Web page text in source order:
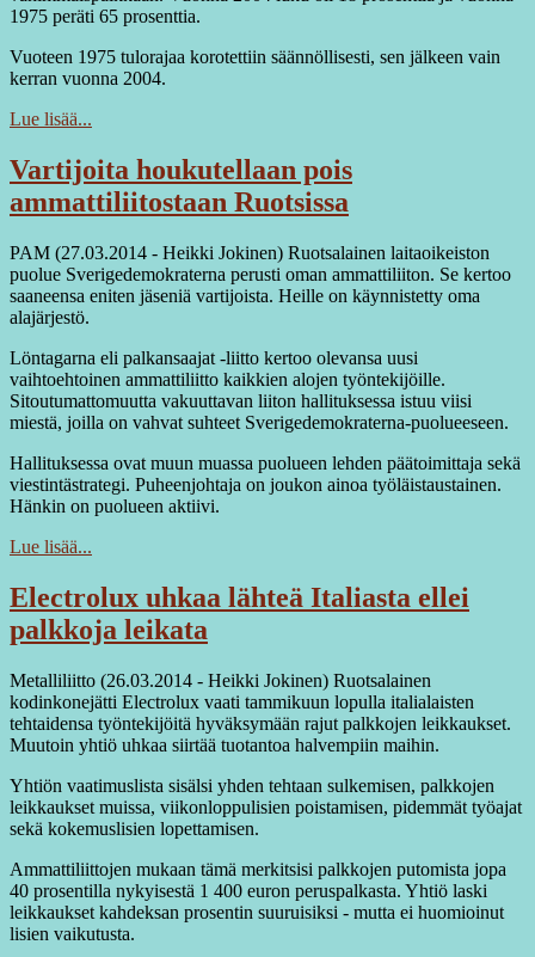
1975 peräti 65 prosenttia.
Vuoteen 1975 tulorajaa korotettiin säännöllisesti, sen jälkeen vain
kerran vuonna 2004.
Lue lisää...
Vartijoita houkutellaan pois
ammattiliitostaan Ruotsissa
PAM (27.03.2014 - Heikki Jokinen) Ruotsalainen laitaoikeiston
puolue Sverigedemokraterna perusti oman ammattiliiton. Se kertoo
saaneensa eniten jäseniä vartijoista. Heille on käynnistetty oma
alajärjestö.
Löntagarna eli palkansaajat -liitto kertoo olevansa uusi
vaihtoehtoinen ammattiliitto kaikkien alojen työntekijöille.
Sitoutumattomuutta vakuuttavan liiton hallituksessa istuu viisi
miestä, joilla on vahvat suhteet Sverigedemokraterna-puolueeseen.
Hallituksessa ovat muun muassa puolueen lehden päätoimittaja sekä
viestintästrategi. Puheenjohtaja on joukon ainoa työläistaustainen.
Hänkin on puolueen aktiivi.
Lue lisää...
Electrolux uhkaa lähteä Italiasta ellei
palkkoja leikata
Metalliliitto (26.03.2014 - Heikki Jokinen) Ruotsalainen
kodinkonejätti Electrolux vaati tammikuun lopulla italialaisten
tehtaidensa työntekijöitä hyväksymään rajut palkkojen leikkaukset.
Muutoin yhtiö uhkaa siirtää tuotantoa halvempiin maihin.
Yhtiön vaatimuslista sisälsi yhden tehtaan sulkemisen, palkkojen
leikkaukset muissa, viikonloppulisien poistamisen, pidemmät työajat
sekä kokemuslisien lopettamisen.
Ammattiliittojen mukaan tämä merkitsisi palkkojen putomista jopa
40 prosentilla nykyisestä 1 400 euron peruspalkasta. Yhtiö laski
leikkaukset kahdeksan prosentin suuruisiksi - mutta ei huomioinut
lisien vaikutusta.